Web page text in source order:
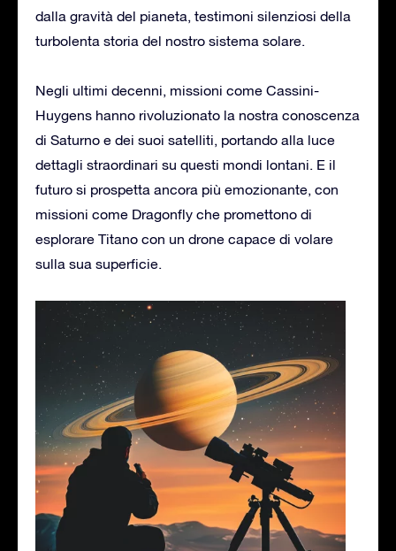
dalla gravità del pianeta, testimoni silenziosi della
turbolenta storia del nostro sistema solare.
Negli ultimi decenni, missioni come Cassini-
Huygens hanno rivoluzionato la nostra conoscenza
di Saturno e dei suoi satelliti, portando alla luce
dettagli straordinari su questi mondi lontani. E il
futuro si prospetta ancora più emozionante, con
missioni come Dragonfly che promettono di
esplorare Titano con un drone capace di volare
sulla sua superficie.